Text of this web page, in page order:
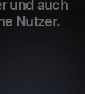
und auch
Nutzer.